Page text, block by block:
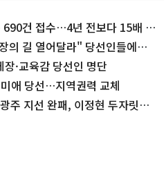
690건 접수…4년 전보다 15배 폭
의 길 열어달라" 당선인들에게
·교육감 당선인 명단
애 당선…지역권력 교체
지선 완패, 이정현 두자릿수